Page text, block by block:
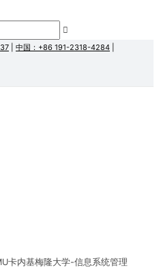
中国：+86 191-2318-4284
卡内基梅隆大学-信息系统管理